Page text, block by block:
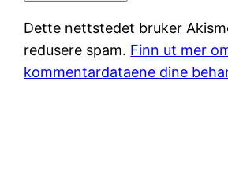
Dette nettstedet bruker
redusere spam. Finn ut mer
kommentardataene dine